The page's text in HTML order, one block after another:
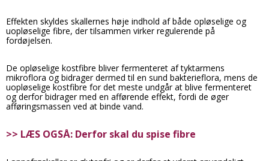
Effekten skyldes skallernes høje indhold af både opløselige og
uopløselige fibre, der tilsammen virker regulerende på
fordøjelsen.
De opløselige kostfibre bliver fermenteret af tyktarmens
mikroflora og bidrager dermed til en sund bakterieflora, mens de
uopløselige kostfibre for det meste undgår at blive fermenteret
og derfor bidrager med en afførende effekt, fordi de øger
afføringsmassen ved at binde vand.
>> LÆS OGSÅ: Derfor skal du spise fibre